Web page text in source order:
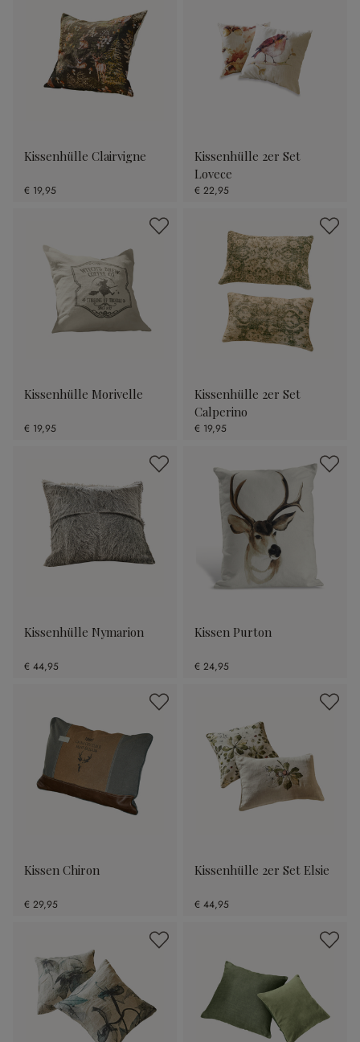
Kissenhülle Clairvigne
€ 19,95
Kissenhülle 2er Set
Lovece
€ 22,95
Kissenhülle Morivelle
€ 19,95
Kissenhülle 2er Set
Calperino
€ 19,95
Kissenhülle Nymarion
€ 44,95
Kissen Purton
€ 24,95
Kissen Chiron
€ 29,95
Kissenhülle 2er Set Elsie
€ 44,95